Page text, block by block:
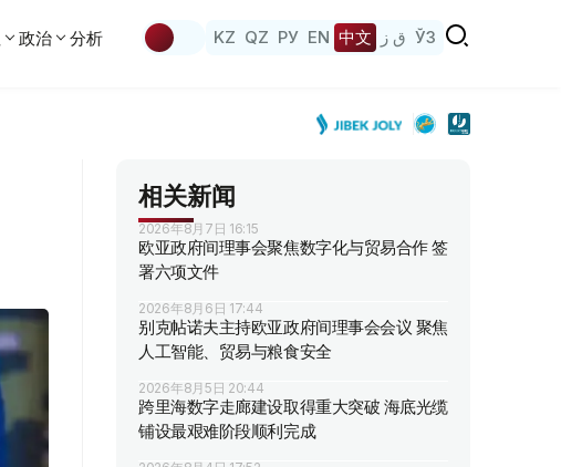
政治 分析 KZ QZ РУ EN 中文 ق ز ЎЗ
相关新闻
2026年8月7日 16:15
欧亚政府间理事会聚焦数字化与贸易合作 签
署六项文件
2026年8月6日 17:44
别克帖诺夫主持欧亚政府间理事会会议 聚焦
人工智能、贸易与粮食安全
2026年8月5日 20:44
跨里海数字走廊建设取得重大突破 海底光缆
铺设最艰难阶段顺利完成